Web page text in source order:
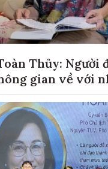
Thủy: Người
gian về với